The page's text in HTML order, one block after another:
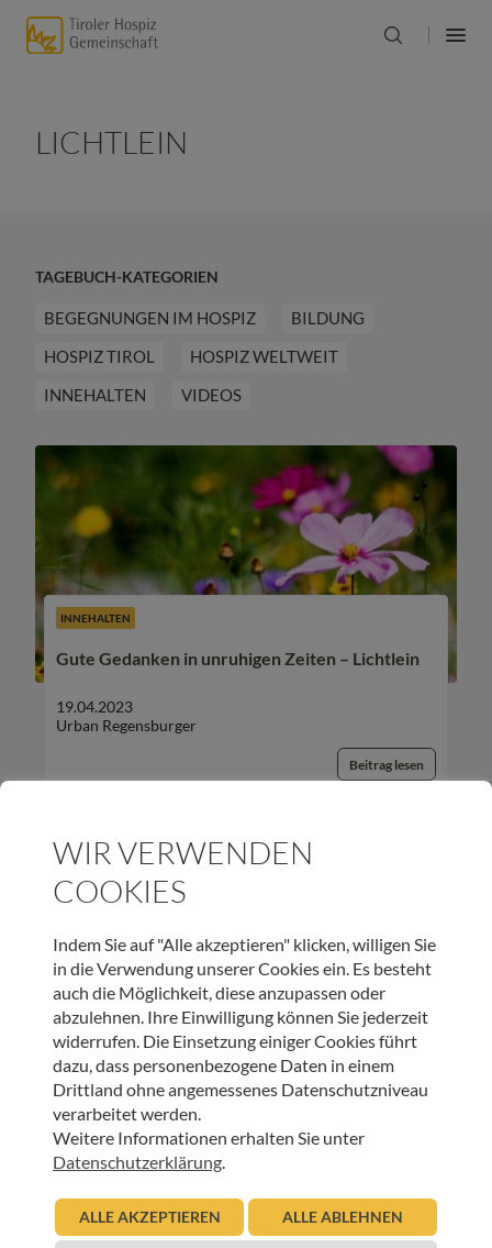
LICHTLEIN
TAGEBUCH-KATEGORIEN
BEGEGNUNGEN IM HOSPIZ
BILDUNG
HOSPIZ TIROL
HOSPIZ WELTWEIT
INNEHALTEN
VIDEOS
INNEHALTEN
Gute Gedanken in unruhigen Zeiten – Lichtlein
19.04.2023
Urban Regensburger
Beitrag lesen
ANMELDEN
INFORMATIONEN
Downloads
Interner Bereich
WIR VERWENDEN
COOKIES
Indem Sie auf "Alle akzeptieren" klicken, willigen Sie
in die Verwendung unserer Cookies ein. Es besteht
auch die Möglichkeit, diese anzupassen oder
abzulehnen. Ihre Einwilligung können Sie jederzeit
widerrufen. Die Einsetzung einiger Cookies führt
dazu, dass personenbezogene Daten in einem
Drittland ohne angemessenes Datenschutzniveau
verarbeitet werden.
Weitere Informationen erhalten Sie unter
Datenschutzerklärung.
ALLE AKZEPTIEREN ALLE ABLEHNEN